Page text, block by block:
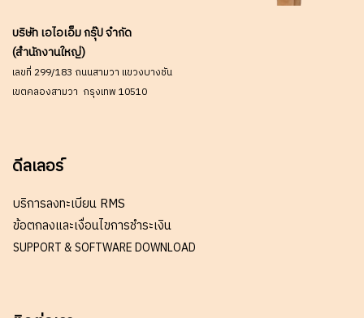
บริษัท เอไอเอ็ม กรุ๊ป จำกัด
(สำนักงานใหญ่)
เลขที่ 299/183 ถนนสามวา แขวงบางชัน
เขตคลองสามวา กรุงเทพ 10510
ดีลเลอร์
บริการลงทะเบียน RMS
ข้อตกลงและเงื่อนไขการชำระเงิน
SUPPORT & SOFTWARE DOWNLOAD